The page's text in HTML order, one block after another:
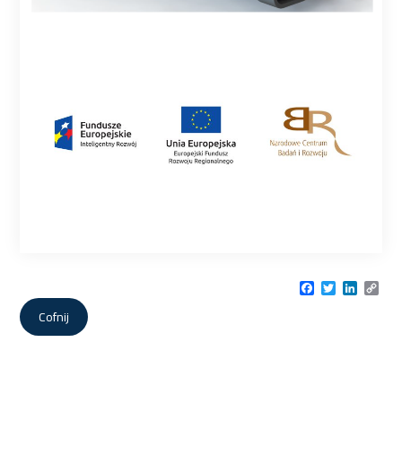
Facebook
Twitter
Link
Cofnij